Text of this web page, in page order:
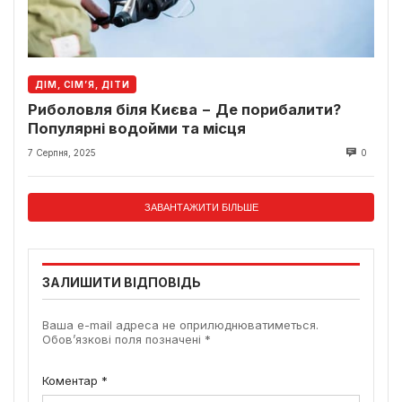
ДІМ, СІМ’Я, ДІТИ
Риболовля біля Києва − Де порибалити?
Популярні водойми та місця
7 Серпня, 2025 0
ЗАВАНТАЖИТИ БІЛЬШЕ
ЗАЛИШИТИ ВІДПОВІДЬ
Ваша e-mail адреса не оприлюднюватиметься.
Обов’язкові поля позначені *
Коментар *